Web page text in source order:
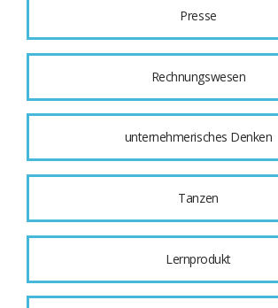
Presse
Rechnungswesen
unternehmerisches Denken
Tanzen
Lernprodukt